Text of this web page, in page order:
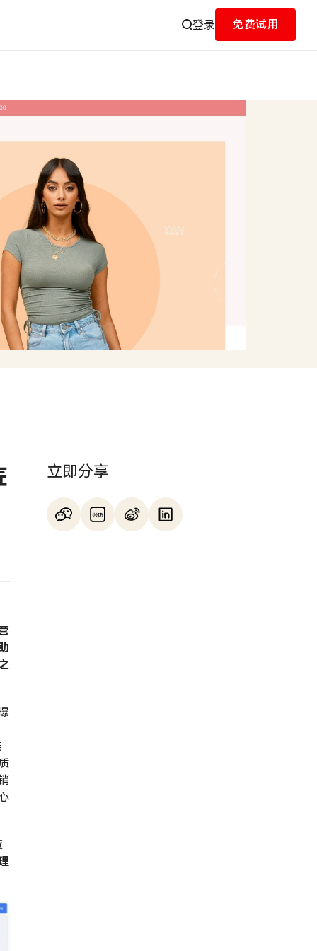
登录 免费试用
立即分享